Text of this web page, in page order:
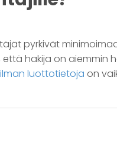
pyrkivät
hakija on aiemmin
luottotietoja on